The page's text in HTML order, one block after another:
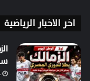
اخر الاخبار الرياضية